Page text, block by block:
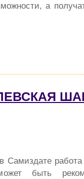
а
Самиздате работа
быть